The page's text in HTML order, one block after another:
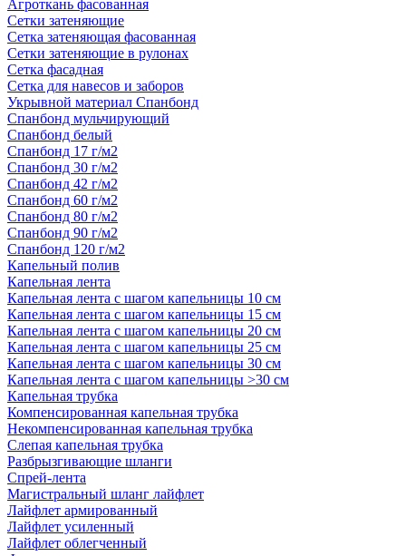
Агроткань фасованная
Сетки затеняющие
Сетка затеняющая фасованная
Сетки затеняющие в рулонах
Сетка фасадная
Сетка для навесов и заборов
Укрывной материал Спанбонд
Спанбонд мульчирующий
Спанбонд белый
Спанбонд 17 г/м2
Спанбонд 30 г/м2
Спанбонд 42 г/м2
Спанбонд 60 г/м2
Спанбонд 80 г/м2
Спанбонд 90 г/м2
Спанбонд 120 г/м2
Капельный полив
Капельная лента
Капельная лента с шагом капельницы 10 см
Капельная лента с шагом капельницы 15 см
Капельная лента с шагом капельницы 20 см
Капельная лента с шагом капельницы 25 см
Капельная лента с шагом капельницы 30 см
Капельная лента с шагом капельницы >30 см
Капельная трубка
Компенсированная капельная трубка
Некомпенсированная капельная трубка
Слепая капельная трубка
Разбрызгивающие шланги
Спрей-лента
Магистральный шланг лайфлет
Лайфлет армированный
Лайфлет усиленный
Лайфлет облегченный